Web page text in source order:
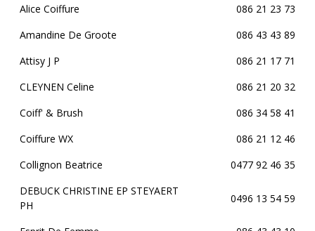
Alice Coiffure
086 21 23 73
Amandine De Groote
086 43 43 89
Attisy J P
086 21 17 71
CLEYNEN Celine
086 21 20 32
Coiff' & Brush
086 34 58 41
Coiffure WX
086 21 12 46
Collignon Beatrice
0477 92 46 35
DEBUCK CHRISTINE EP STEYAERT
PH
0496 13 54 59